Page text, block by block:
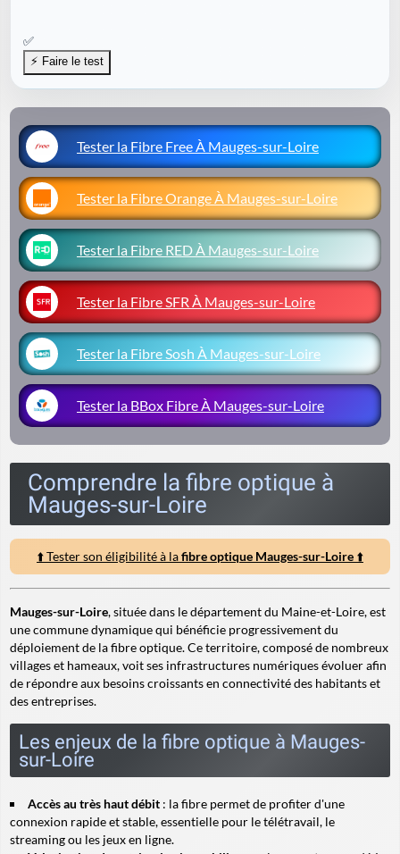
✅
Tester la Fibre Free À Mauges-sur-Loire
Tester la Fibre Orange À Mauges-sur-Loire
Tester la Fibre RED À Mauges-sur-Loire
Tester la Fibre SFR À Mauges-sur-Loire
Tester la Fibre Sosh À Mauges-sur-Loire
Tester la BBox Fibre À Mauges-sur-Loire
Comprendre la fibre optique à
Mauges-sur-Loire
⬆️ Tester son éligibilité à lafibre optique Mauges-sur-Loire ⬆️
Mauges-sur-Loire, située dans le département du Maine-et-Loire, est
une commune dynamique qui bénéficie progressivement du
déploiement de la fibre optique. Ce territoire, composé de nombreux
villages et hameaux, voit ses infrastructures numériques évoluer afin
de répondre aux besoins croissants en connectivité des habitants et
des entreprises.
Les enjeux de la fibre optique à Mauges-
sur-Loire
Accès au très haut débit : la fibre permet de profiter d'une
connexion rapide et stable, essentielle pour le télétravail, le
streaming ou les jeux en ligne.